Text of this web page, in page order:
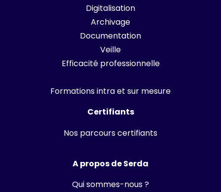
Digitalisation
Archivage
Documentation
Veille
Efficacité professionnelle
Formations intra et sur mesure
Certifiants
Nos parcours certifiants
A propos de Serda
Qui sommes-nous ?